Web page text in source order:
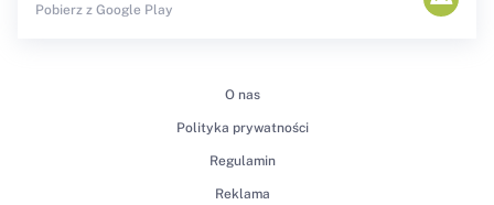
Pobierz z Google Play
O nas
Polityka prywatności
Regulamin
Reklama